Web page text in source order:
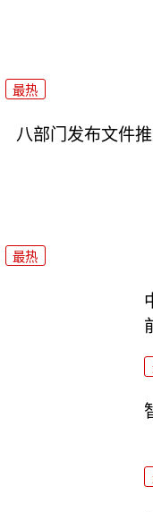
最热
八部门发布文件
最热